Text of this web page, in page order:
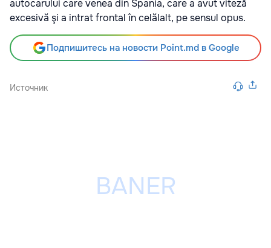
autocarului care venea din Spania, care a avut viteză
excesivă şi a intrat frontal în celălalt, pe sensul opus.
Подпишитесь на новости Point.md в Google
Источник